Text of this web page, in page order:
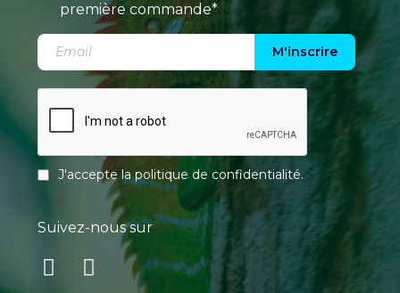
première commande*
M'inscrire
J'accepte lapolitique de confidentialité.
Suivez-nous sur